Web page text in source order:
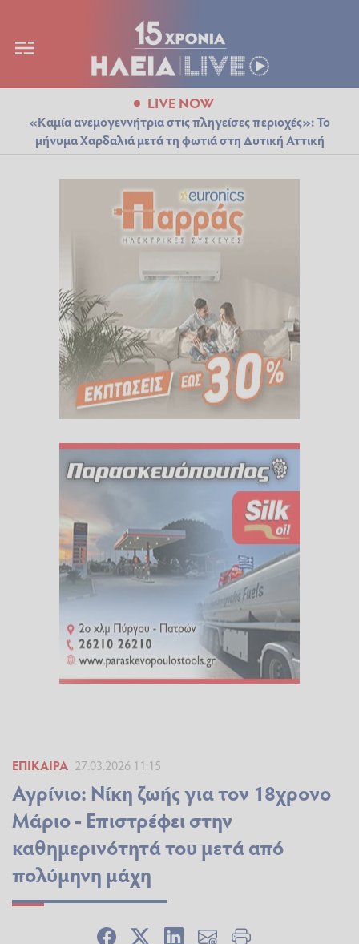
LIVE NOW
«Καμία ανεμογεννήτρια στις πληγείσες περιοχές»: Το
μήνυμα Χαρδαλιά μετά τη φωτιά στη Δυτική Αττική
ΕΠΊΚΑΙΡΑ 27.03.2026 11:15
Αγρίνιο: Νίκη ζωής για τον 18χρονο
Μάριο - Επιστρέφει στην
καθημερινότητά του μετά από
πολύμηνη μάχη